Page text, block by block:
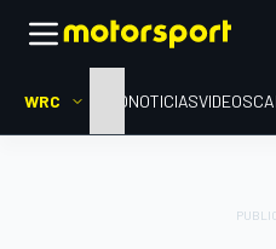
WRC INICIONOTICIASVIDEOS